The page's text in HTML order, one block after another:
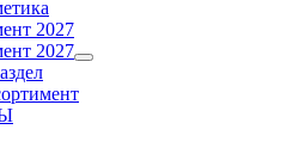
2027
2027